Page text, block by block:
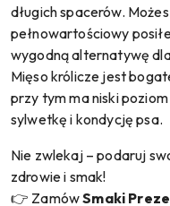
długich spacerów.
pełnowartościowy
wygodną alternatywę
Mięso królicze jest
przy tym ma niski
sylwetkę i kondycję psa.
Nie zwlekaj – podaruj
zdrowie i smak!
👉 ZamówSmaki